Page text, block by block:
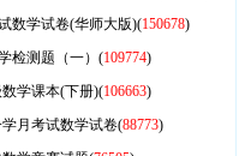
数学试卷(华师大版)(150678)
检测题（一）(109774)
学课本(下册)(106663)
月考试数学试卷(88773)